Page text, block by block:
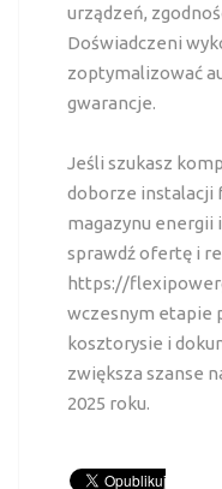
urządzeń,
Doświadczeni
zoptymalizować
gwarancje.
Jeśli szukasz
doborze instalacji
magazynu energii
sprawdź ofertę i
https://
wczesnym etapie
kosztorysie i
zwiększa szanse
2025 roku.